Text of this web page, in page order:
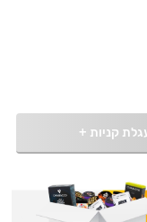
קניות +